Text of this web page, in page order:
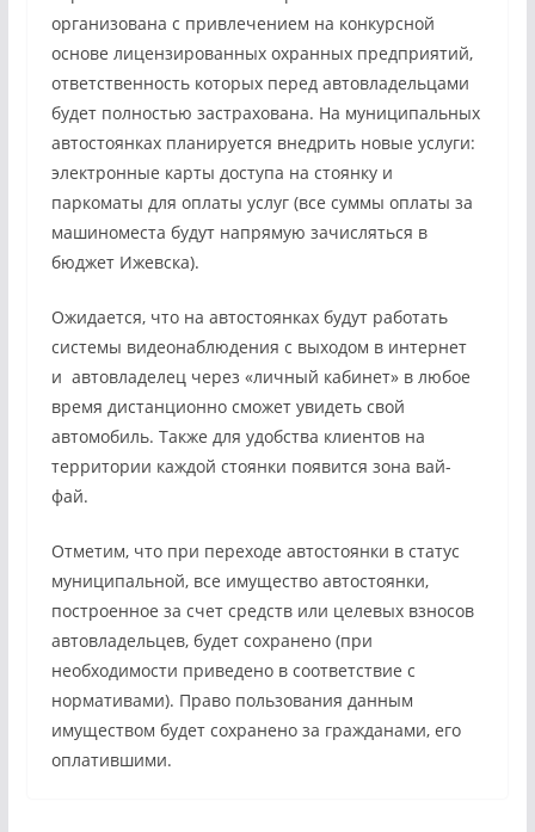
организована с привлечением на конкурсной
основе лицензированных охранных предприятий,
ответственность которых перед автовладельцами
будет полностью застрахована. На муниципальных
автостоянках планируется внедрить новые услуги:
электронные карты доступа на стоянку и
паркоматы для оплаты услуг (все суммы оплаты за
машиноместа будут напрямую зачисляться в
бюджет Ижевска).
Ожидается, что на автостоянках будут работать
системы видеонаблюдения с выходом в интернет
и автовладелец через «личный кабинет» в любое
время дистанционно сможет увидеть свой
автомобиль. Также для удобства клиентов на
территории каждой стоянки появится зона вай-
фай.
Отметим, что при переходе автостоянки в статус
муниципальной, все имущество автостоянки,
построенное за счет средств или целевых взносов
автовладельцев, будет сохранено (при
необходимости приведено в соответствие с
нормативами). Право пользования данным
имуществом будет сохранено за гражданами, его
оплатившими.